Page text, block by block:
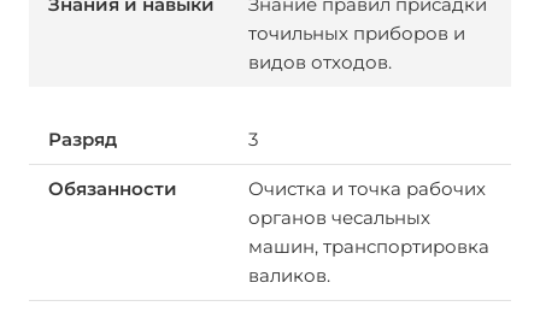
точильных приборов и
видов отходов.
3
Очистка и точка рабочих
органов чесальных
машин, транспортировка
валиков.